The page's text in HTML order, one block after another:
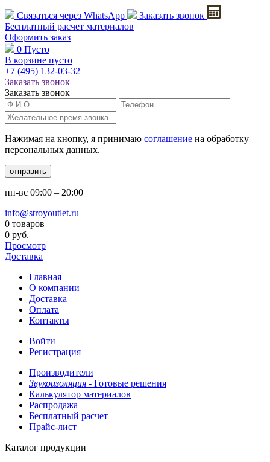
Связаться через WhatsApp
Заказать звонок
Бесплатный расчет материалов
Оформить заказ
0 Пусто
В корзине пусто
+7 (495) 132-03-32
Заказать звонок
Заказать звонок
Нажимая на кнопку, я принимаю соглашение на обработку
персональных данных.
отправить
пн-вс 09:00 – 20:00
info@stroyoutlet.ru
0 товаров
0 руб.
Просмотр
Доставка
Главная
О компании
Доставка
Оплата
Контакты
Войти
Регистрация
Производители
Звукоизоляция - Готовые решения
Калькулятор материалов
Распродажа
Бесплатный расчет
Прайс-лист
Каталог продукции